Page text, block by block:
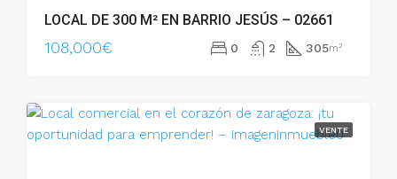
LOCAL DE 300 M² EN BARRIO JESÚS – 02661
108,000€ 0 2 305m²
VENTE